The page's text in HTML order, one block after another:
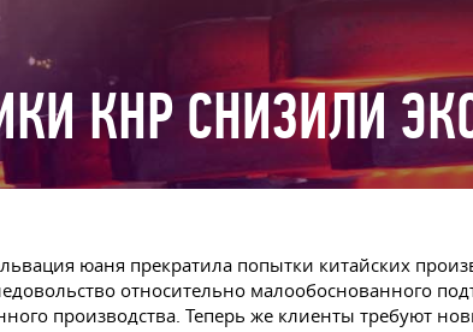
КНР СНИЗИЛИ
юаня прекратила попытки китайских
относительно малообоснованного
производства. Теперь же клиенты требуют